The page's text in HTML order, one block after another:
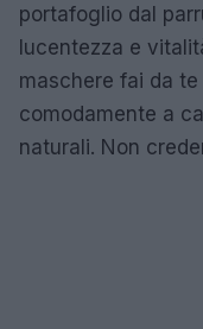
portafoglio dal
lucentezza e
maschere fai da
comodamente a
naturali. Non